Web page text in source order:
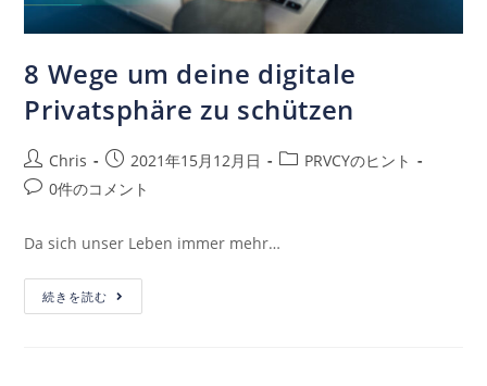
8 Wege um deine digitale
Privatsphäre zu schützen
Chris 2021年15月12月日
PRVCYのヒント
0件のコメント
Da sich unser Leben immer mehr…
続きを読む